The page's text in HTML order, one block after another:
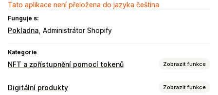
Tato aplikace není přeložena do jazyka čeština
Funguje s:
Pokladna Administrátor Shopify
Kategorie
NFT a zpřístupnění pomocí tokenů Zobrazit funkce
Nastavení NFT
Digitální produkty Zobrazit funkce